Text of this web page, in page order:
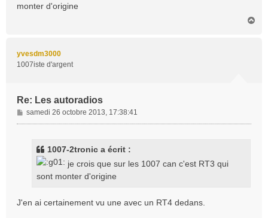
a
monter d'origine
yvesdm3000
1007iste d'argent
Re: Les autoradios
M
e
samedi 26 octobre 2013, 17:38:41
1007-2tronic a écrit :
je crois que sur les 1007 can c'est RT3 qui
sont monter d'origine
J'en ai certainement vu une avec un RT4 dedans.